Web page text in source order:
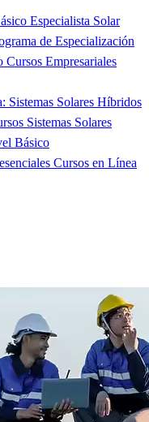
Especialista Solar
de Especialización
Cursos Empresariales
Sistemas Solares Híbridos
Sistemas Solares
Básico
Cursos en Línea